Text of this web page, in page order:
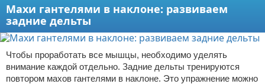
Махи гантелями в наклоне: развиваем
задние дельты
Чтобы проработать все мышцы, необходимо уделять
внимание каждой отдельно. Задние дельты тренируются
повтором махов гантелями в наклоне. Это упражнение можно